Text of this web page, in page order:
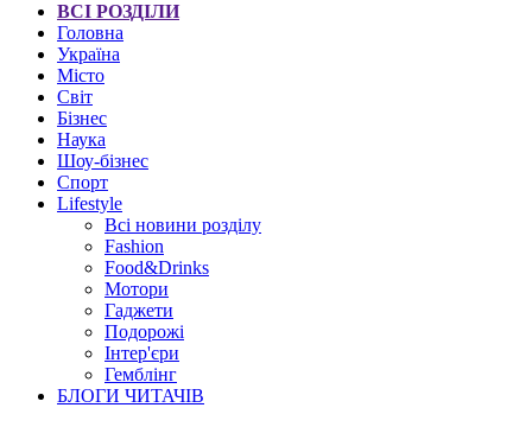
ВСІ РОЗДІЛИ
Головна
Україна
Місто
Світ
Бізнес
Наука
Шоу-бізнес
Спорт
Lifestyle
Всі новини розділу
Fashion
Food&Drinks
Мотори
Гаджети
Подорожі
Інтер'єри
Гемблінг
БЛОГИ ЧИТАЧІВ